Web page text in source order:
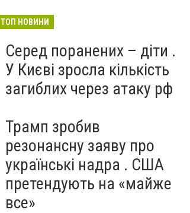
ТОП НОВИНИ
Серед поранених – діти .
У Києві зросла кількість
загиблих через атаку рф
Трамп зробив
резонансну заяву про
українські надра . США
претендують на «майже
все»